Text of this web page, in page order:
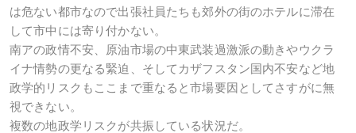
は危ない都市なので出張社員たちも郊外の街のホテルに滞在
して市中には寄り付かない。
南アの政情不安、原油市場の中東武装過激派の動きやウクラ
イナ情勢の更なる緊迫、そしてカザフスタン国内不安など地
政学的リスクもここまで重なると市場要因としてさすがに無
視できない。
複数の地政学リスクが共振している状況だ。